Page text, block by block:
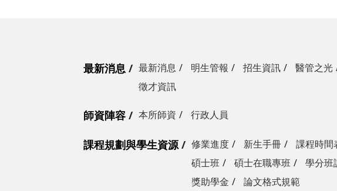
最新消息 最新消息 明生管報 招生資訊
醫管之光
徵才資訊
師資陣容 本所師資 行政人員
課程規劃與學生資源 修業進度 新生手冊
課程時間
碩士班
碩士在職專班
學分班
獎助學金
論文格式規範